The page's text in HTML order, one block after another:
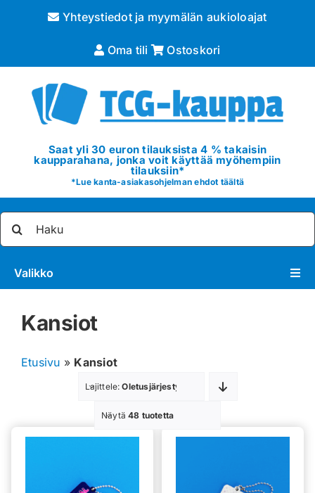
Yhteystiedot ja myymälän aukioloajat
Oma tili Ostoskori
Saat yli 30 euron tilauksista 4 % takaisin
kaupparahana, jonka voit käyttää myöhempiin
tilauksiin*
*Lue kanta-asiakasohjelman ehdot täältä
Valikko
Greidatut kortit
Kansiot
Etusivu » Kansiot
Lajittele:Oletusjärjestys
Näytä48 tuotetta